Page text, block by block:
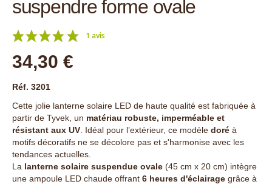
suspendre forme ovale
1 avis
34,30 €
Réf. 3201
Cette jolie lanterne solaire LED de haute qualité est fabriquée à
partir de Tyvek, un matériau robuste, imperméable et
résistant aux UV . Idéal pour l’extérieur, ce modèle doré à
motifs décoratifs ne se décolore pas et s'harmonise avec les
tendances actuelles.
La lanterne solaire suspendue ovale (45 cm x 20 cm) intègre
une ampoule LED chaude offrant 6 heures d'éclairage grâce à